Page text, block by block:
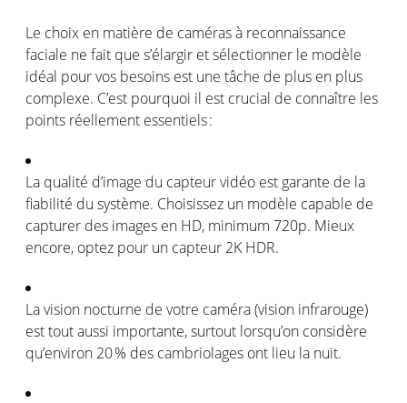
Le choix en matière de camérasà reconnaissance
faciale ne fait que s’élargir etsélectionner le modèle
idéal pourvos besoins est une tâche de plus en plus
complexe. C’est pourquoi il est crucial de connaître les
points réellement essentiels:
La qualité d’image du capteurvidéo est garante de la
fiabilité du système. Choisissez un modèle capable de
capturer des images en HD, minimum 720p. Mieux
encore, optez pour un capteur 2K HDR.
La vision nocturne de votre caméra(vision infrarouge)
esttoutaussi importante, surtout lorsqu’on considère
qu’environ 20 % des cambriolages ont lieu la nuit.